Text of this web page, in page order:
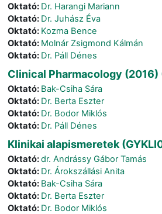
Oktató: Dr. Harangi Mariann
Oktató: Dr. Juhász Éva
Oktató: Kozma Bence
Oktató: Molnár Zsigmond Kálmán
Oktató: Dr. Páll Dénes
Clinical Pharmacology (2016)
Oktató: Bak-Csiha Sára
Oktató: Dr. Berta Eszter
Oktató: Dr. Bodor Miklós
Oktató: Dr. Páll Dénes
Klinikai alapismeretek
Oktató:dr. Andrássy Gábor Tamás
Oktató: Dr. Árokszállási Anita
Oktató: Bak-Csiha Sára
Oktató: Dr. Berta Eszter
Oktató: Dr. Bodor Miklós